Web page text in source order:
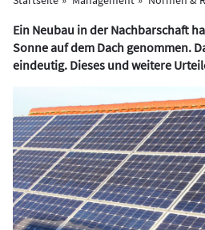
Ein Neubau in der Nachbarschaft
Sonne auf dem Dach genommen.
eindeutig. Dieses und weitere